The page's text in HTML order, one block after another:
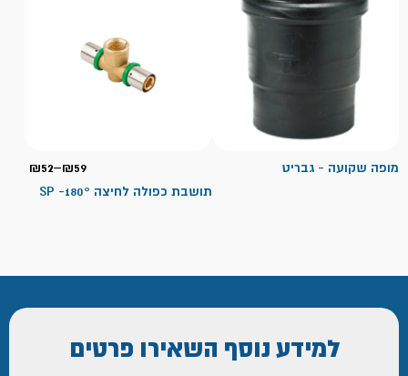
מופה שקועה - גבריט ₪52–₪59
תושבת כפולה לחיצה 180°- SP
למידע נוסף השאירו פרטים